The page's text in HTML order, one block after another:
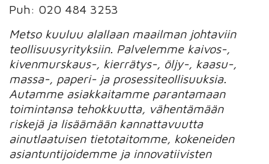
Puh: 020 484 3253
Metso kuuluu alallaan maailman johtaviin
teollisuusyrityksiin. Palvelemme kaivos-,
kivenmurskaus-, kierrätys-, öljy-, kaasu-,
massa-, paperi- ja prosessiteollisuuksia.
Autamme asiakkaitamme parantamaan
toimintansa tehokkuutta, vähentämään
riskejä ja lisäämään kannattavuutta
ainutlaatuisen tietotaitomme, kokeneiden
asiantuntijoidemme ja innovatiivisten